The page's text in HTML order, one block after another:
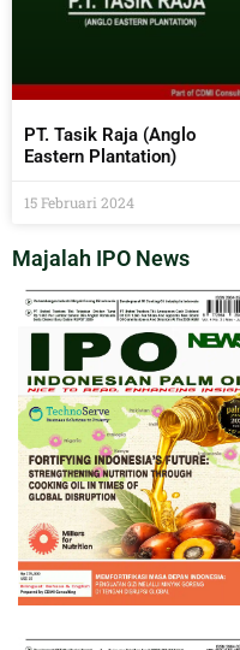
PT. Tasik Raja (Anglo
Eastern Plantation)
15 Februari 2024
Majalah IPO News